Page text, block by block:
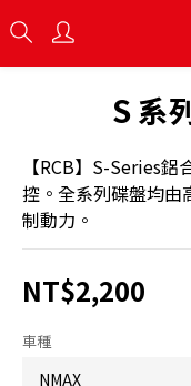
S 系
【RCB】S-Series
控。全系列碟盤均由
制動力。
NT$2,200
車種